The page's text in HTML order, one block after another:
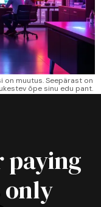
on muutus. Seepärast on
õpe sinu edu pant.
paying
only